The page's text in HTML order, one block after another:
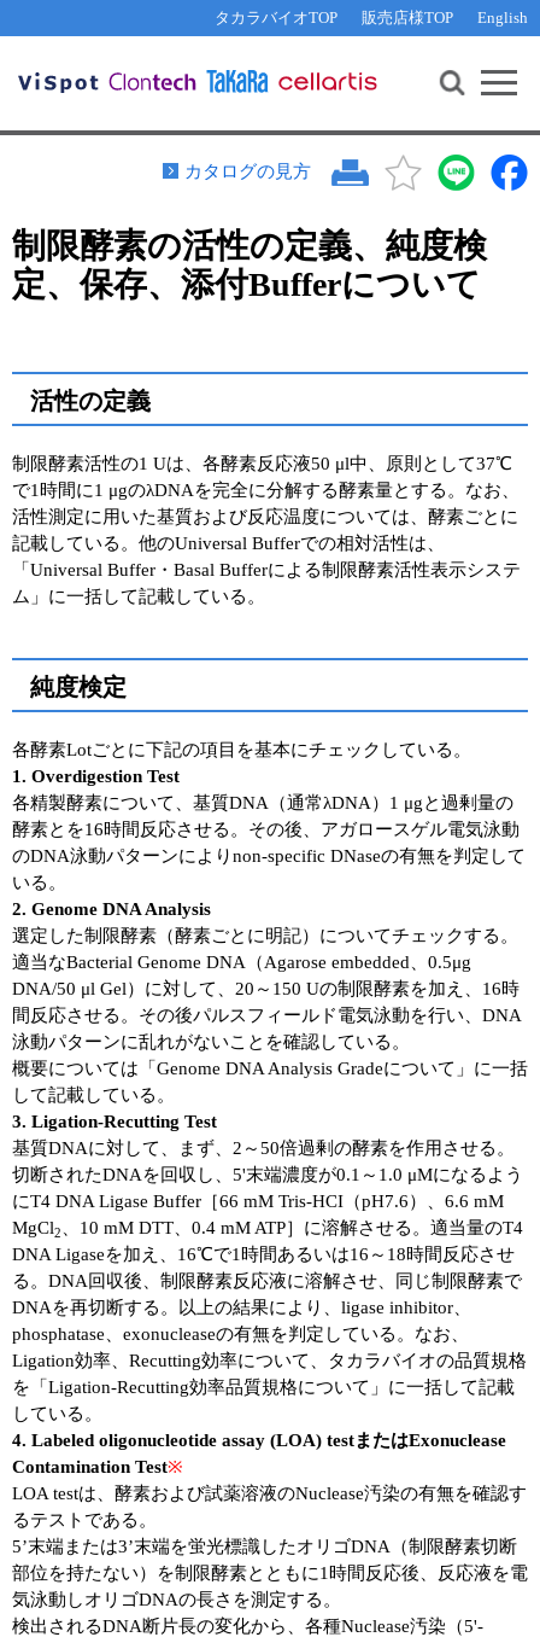
タカラバイオTOP 販売店様TOP English
機能解析・サイレンシング
PCR・等温増幅
リアルタイムPCR（qPCR）
サンプル請求
テクニカルサポートライン
その他 ライセンスに関するご相談
遺伝子組換え生物該当製品
研究支援ツール
Cut-Site Navigator 制限酵素切断サイトの検索
In-Fusion Cloning プライマー設計
抗体検索サイト
リアルタイムPCR （インターカレーター法）
プライマー・プローブ検索・注文
ラーニングセンター
実験ガイド
リアルタイムPCR実験ガイド
NGSポータルサイト
幹細胞・再生医療研究ガイド
クローニング実験ガイド
細胞選択ガイド
エピジェネティクス実験ガイド
RNAi実験ガイド
アプリケーションノート
プロトコール集
ユーザーズボイス集
動画ライブラリー
Q&A
お問い合わせ WEB会員登録
カタログの見方
制限酵素の活性の定義、純度検
定、保存、添付Bufferについて
活性の定義
制限酵素活性の1 Uは、各酵素反応液50 μl中、原則として37℃
で1時間に1 μgのλDNAを完全に分解する酵素量とする。なお、
活性測定に用いた基質および反応温度については、酵素ごとに
記載している。他のUniversal Bufferでの相対活性は、
「Universal Buffer・Basal Bufferによる制限酵素活性表示システ
ム」に一括して記載している。
純度検定
各酵素Lotごとに下記の項目を基本にチェックしている。
1. Overdigestion Test
各精製酵素について、基質DNA（通常λDNA）1 μgと過剰量の
酵素とを16時間反応させる。その後、アガロースゲル電気泳動
のDNA泳動パターンによりnon-specific DNaseの有無を判定して
いる。
2. Genome DNA Analysis
選定した制限酵素（酵素ごとに明記）についてチェックする。
適当なBacterial Genome DNA（Agarose embedded、0.5μg
DNA/50 μl Gel）に対して、20～150 Uの制限酵素を加え、16時
間反応させる。その後パルスフィールド電気泳動を行い、DNA
泳動パターンに乱れがないことを確認している。
概要については「Genome DNA Analysis Gradeについて」に一括
して記載している。
3. Ligation-Recutting Test
基質DNAに対して、まず、2～50倍過剰の酵素を作用させる。
切断されたDNAを回収し、5'末端濃度が0.1～1.0 μMになるよう
にT4 DNA Ligase Buffer［66 mM Tris-HCI（pH7.6）、6.6 mM
MgCl2
、10 mM DTT、0.4 mM ATP］に溶解させる。適当量のT4
DNA Ligaseを加え、16℃で1時間あるいは16～18時間反応させ
る。DNA回収後、制限酵素反応液に溶解させ、同じ制限酵素で
DNAを再切断する。以上の結果により、ligase inhibitor、
phosphatase、exonucleaseの有無を判定している。なお、
Ligation効率、Recutting効率について、タカラバイオの品質規格
を「Ligation-Recutting効率品質規格について」に一括して記載
している。
4. Labeled oligonucleotide assay (LOA) testまたはExonuclease
Contamination Test※
LOA testは、酵素および試薬溶液のNuclease汚染の有無を確認す
るテストである。
5’末端または3’末端を蛍光標識したオリゴDNA（制限酵素切断
部位を持たない）を制限酵素とともに1時間反応後、反応液を電
気泳動しオリゴDNAの長さを測定する。
検出されるDNA断片長の変化から、各種Nuclease汚染（5'-